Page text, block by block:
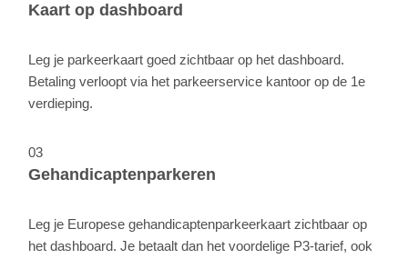
Kaart op dashboard
Leg je parkeerkaart goed zichtbaar op het dashboard.
Betaling verloopt via het parkeerservice kantoor op de 1e
verdieping.
03
Gehandicaptenparkeren
Leg je Europese gehandicaptenparkeerkaart zichtbaar op
het dashboard. Je betaalt dan het voordelige P3-tarief, ook